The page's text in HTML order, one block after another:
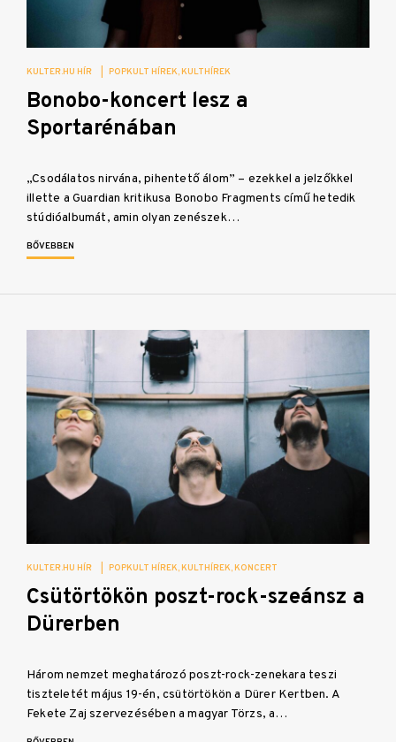
KULTER.HU HÍR POPKULT HÍREK KULTHÍREK
Bonobo-koncert lesz a
Sportarénában
„Csodálatos nirvána, pihentető álom” – ezekkel a jelzőkkel
illette a Guardian kritikusa Bonobo Fragments című hetedik
stúdióalbumát, amin olyan zenészek…
BŐVEBBEN
KULTER.HU HÍR POPKULT HÍREK KULTHÍREK KONCERT
Csütörtökön poszt-rock-szeánsz a
Dürerben
Három nemzet meghatározó poszt-rock-zenekara teszi
tiszteletét május 19-én, csütörtökön a Dürer Kertben. A
Fekete Zaj szervezésében a magyar Törzs, a…